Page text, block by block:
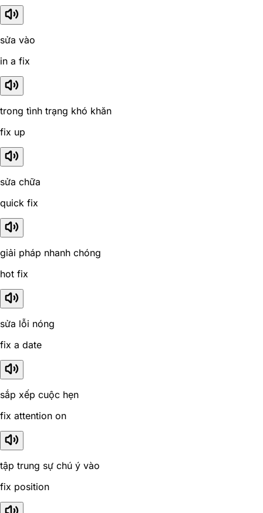
sửa vào
in a fix
trong tình trạng khó khăn
fix up
sửa chữa
quick fix
giải pháp nhanh chóng
hot fix
sửa lỗi nóng
fix a date
sắp xếp cuộc hẹn
fix attention on
tập trung sự chú ý vào
fix position